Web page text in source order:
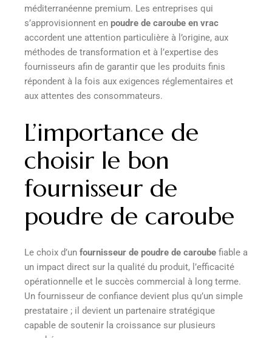
méditerranéenne premium. Les entreprises qui
s’approvisionnent en poudre de caroube en vrac
accordent une attention particulière à l’origine, aux
méthodes de transformation et à l’expertise des
fournisseurs afin de garantir que les produits finis
répondent à la fois aux exigences réglementaires et
aux attentes des consommateurs.
L’importance de
choisir le bon
fournisseur de
poudre de caroube
Le choix d’un fournisseur de poudre de caroube fiable a
un impact direct sur la qualité du produit, l’efficacité
opérationnelle et le succès commercial à long terme.
Un fournisseur de confiance devient plus qu’un simple
prestataire ; il devient un partenaire stratégique
capable de soutenir la croissance sur plusieurs